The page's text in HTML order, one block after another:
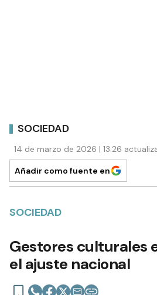
SOCIEDAD
14 de marzo de 2026 | 13:26
Añadir como fuente en
SOCIEDAD
Gestores culturales
el ajuste nacional